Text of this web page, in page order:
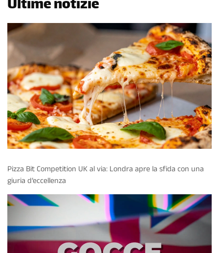
Ultime notizie
Pizza Bit Competition UK al via: Londra apre la sfida con una
giuria d’eccellenza